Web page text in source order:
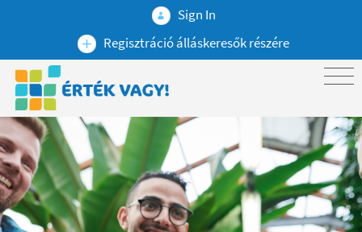
Sign In
Regisztráció álláskeresők részére